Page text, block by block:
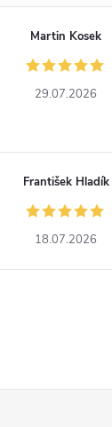
Martin Kosek
29.07.2026
František Hladík
18.07.2026